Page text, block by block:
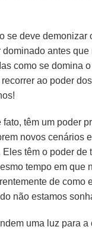
se deve demonizar
dominado antes que
como se domina
ao poder
fato, têm um poder
novos cenários
têm o poder de
tempo em que
de como
não estamos
uma luz para a